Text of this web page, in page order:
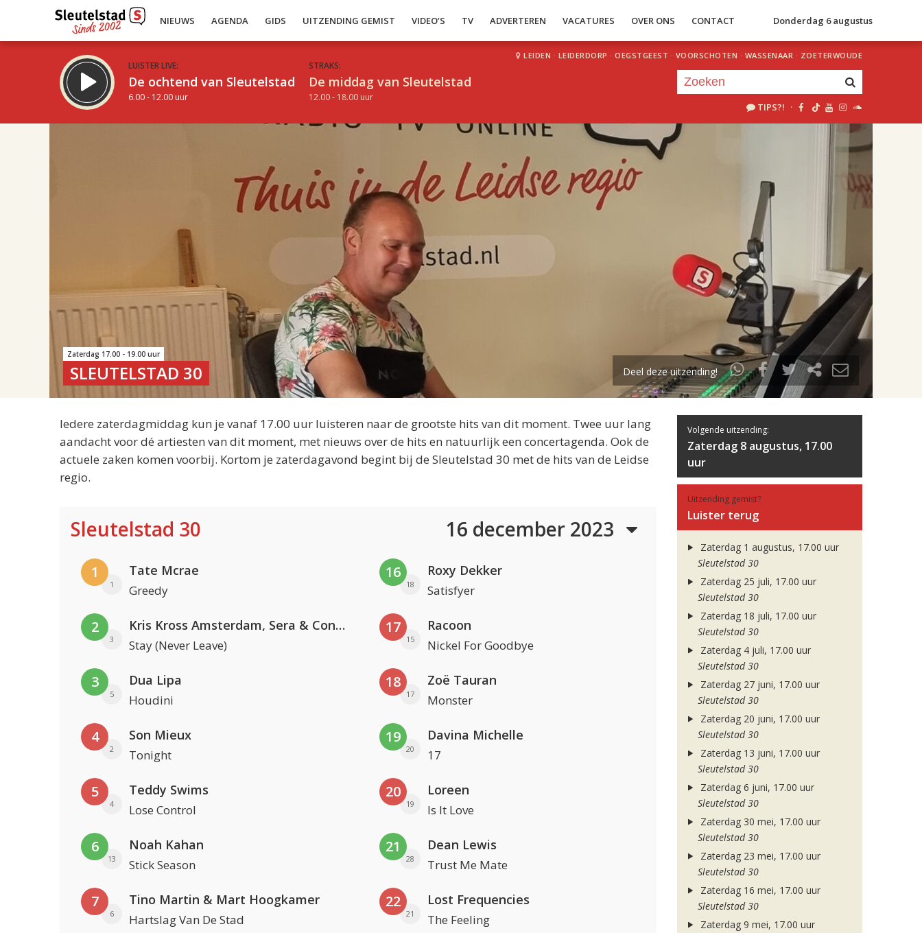
NIEUWS AGENDA GIDS UITZENDING GEMIST VIDEO’S TV ADVERTEREN VACATURES OVER ONS CONTACT Donderdag 6 augustus
LUISTER LIVE:
De ochtend van Sleutelstad
6.00 - 12.00 uur
STRAKS:
De middag van Sleutelstad
12.00 - 18.00 uur
LEIDEN · LEIDERDORP · OEGSTGEEST · VOORSCHOTEN · WASSENAAR · ZOETERWOUDE
TIPS?! ·
uur 1 van 2
Volgend uur
Zaterdag 17.00 - 19.00 uur
SLEUTELSTAD 30 Deel deze uitzending!
Iedere zaterdagmiddag kun je vanaf 17.00 uur luisteren naar de grootste hits van dit moment. Twee uur lang
aandacht voor dé artiesten van dit moment, met nieuws over de hits en natuurlijk een concertagenda. Ook de
actuele zaken komen voorbij. Kortom je zaterdagavond begint bij de Sleutelstad 30 met de hits van de Leidse
regio.
Sleutelstad 30 16 december 2023
1
1
Tate Mcrae
Greedy
2
3
Kris Kross Amsterdam, Sera & Conor Maynard
Stay (Never Leave)
3
5
Dua Lipa
Houdini
4
2
Son Mieux
Tonight
5
4
Teddy Swims
Lose Control
6
13
Noah Kahan
Stick Season
7
6
Tino Martin & Mart Hoogkamer
Hartslag Van De Stad
16
18
Roxy Dekker
Satisfyer
17
15
Racoon
Nickel For Goodbye
18
17
Zoë Tauran
Monster
19
20
Davina Michelle
17
20
19
Loreen
Is It Love
21
28
Dean Lewis
Trust Me Mate
22
21
Lost Frequencies
The Feeling
Volgende uitzending:
Zaterdag 8 augustus, 17.00
uur
Uitzending gemist?
Luister terug
Zaterdag 1 augustus, 17.00 uur
Sleutelstad 30
Zaterdag 25 juli, 17.00 uur
Sleutelstad 30
Zaterdag 18 juli, 17.00 uur
Sleutelstad 30
Zaterdag 4 juli, 17.00 uur
Sleutelstad 30
Zaterdag 27 juni, 17.00 uur
Sleutelstad 30
Zaterdag 20 juni, 17.00 uur
Sleutelstad 30
Zaterdag 13 juni, 17.00 uur
Sleutelstad 30
Zaterdag 6 juni, 17.00 uur
Sleutelstad 30
Zaterdag 30 mei, 17.00 uur
Sleutelstad 30
Zaterdag 23 mei, 17.00 uur
Sleutelstad 30
Zaterdag 16 mei, 17.00 uur
Sleutelstad 30
Zaterdag 9 mei, 17.00 uur